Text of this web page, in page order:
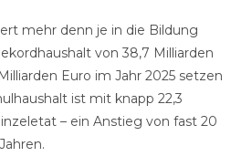
mehr denn je in die Bildung
von 38,7 Milliarden
Euro im Jahr 2025 setzen
ist mit knapp 22,3
– ein Anstieg von fast 20